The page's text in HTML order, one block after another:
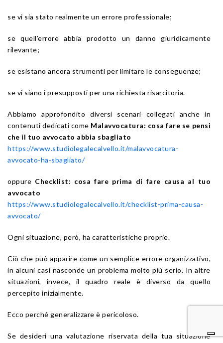
se vi sia stato realmente un errore professionale;
se quell’errore abbia prodotto un danno giuridicamente
rilevante;
se esistano ancora strumenti per limitare le conseguenze;
se vi siano i presupposti per una richiesta risarcitoria.
Abbiamo approfondito diversi scenari collegati anche in
contenuti dedicati come Malavvocatura: cosa fare se pensi
che il tuo avvocato abbia sbagliato
https://www.studiolegalecalvello.it/malavvocatura-
avvocato-ha-sbagliato/
oppure Checklist: cosa fare prima di fare causa al tuo
avvocato
https://www.studiolegalecalvello.it/checklist-prima-causa-
avvocato/
Ogni situazione, però, ha caratteristiche proprie.
Ciò che può apparire come un semplice errore organizzativo,
in alcuni casi nasconde un problema molto più serio. In altre
situazioni, invece, il quadro reale è diverso da quello
percepito inizialmente.
Ecco perché generalizzare è pericoloso.
Se desideri una valutazione riservata della tua situazione